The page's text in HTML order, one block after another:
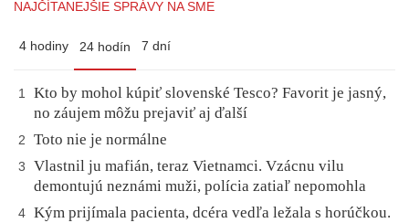
NAJČÍTANEJŠIE SPRÁVY NA SME
4 hodiny 24 hodín 7 dní
1
Kto by mohol kúpiť slovenské Tesco? Favorit je jasný,
no záujem môžu prejaviť aj ďalší
2 Toto nie je normálne
3
Vlastnil ju mafián, teraz Vietnamci. Vzácnu vilu
demontujú neznámi muži, polícia zatiaľ nepomohla
4 Kým prijímala pacienta, dcéra vedľa ležala s horúčkou.